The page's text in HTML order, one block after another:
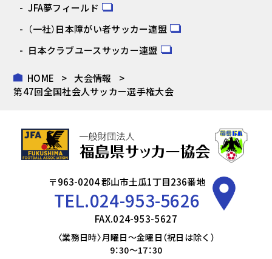
JFA夢フィールド
（一社）日本障がい者サッカー連盟
日本クラブユースサッカー連盟
HOME
大会情報
第47回全国社会人サッカー選手権大会
〒963-0204 郡山市土瓜1丁目236番地
TEL.024-953-5626
FAX.024-953-5627
〈業務日時〉月曜日～金曜日（祝日は除く）
9：30～17：30